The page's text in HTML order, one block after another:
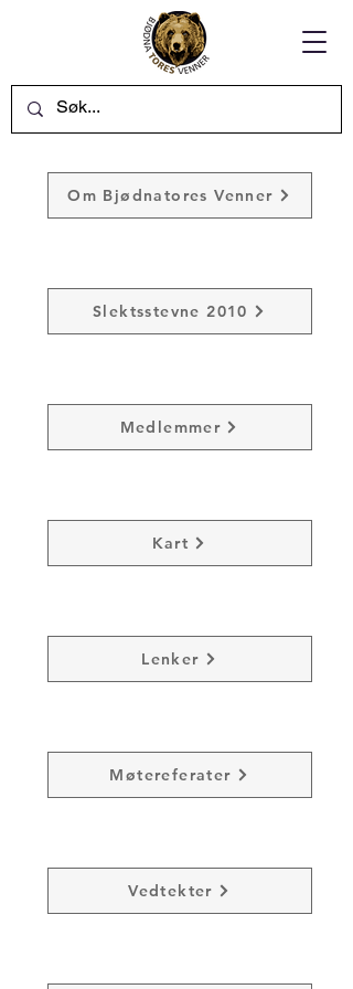
Om Bjødnatores Venner
Slektsstevne 2010
Medlemmer
Kart
Lenker
Møtereferater
Vedtekter